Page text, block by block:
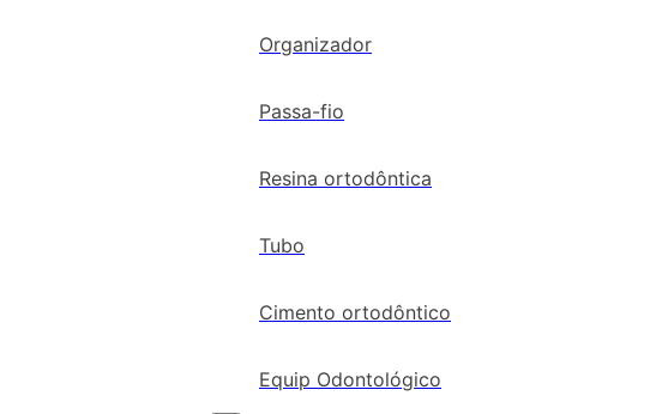
Organizador
Passa-fio
Resina ortodôntica
Tubo
Cimento ortodôntico
Equip Odontológico